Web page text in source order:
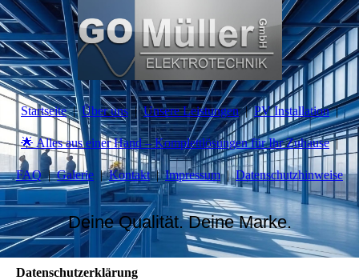
Startseite Über uns Unsere Leistungen PV Installation
🌟 Alles aus einer Hand – Komplettlösungen für Ihr Zuhause
FAQ Galerie Kontakt Impressum Datenschutzhinweise
Deine Qualität. Deine Marke.
Datenschutzerklärung